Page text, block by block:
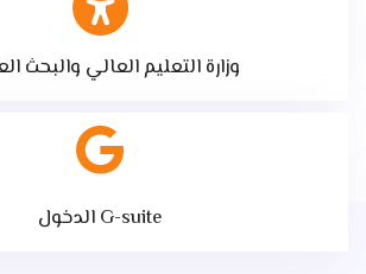
وزارة التعليم العالي والبحث
الدخول G-suite